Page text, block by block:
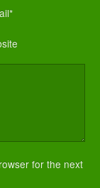
for the next